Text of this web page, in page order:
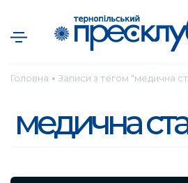
Головна ● Записи з тегом "медична
медична